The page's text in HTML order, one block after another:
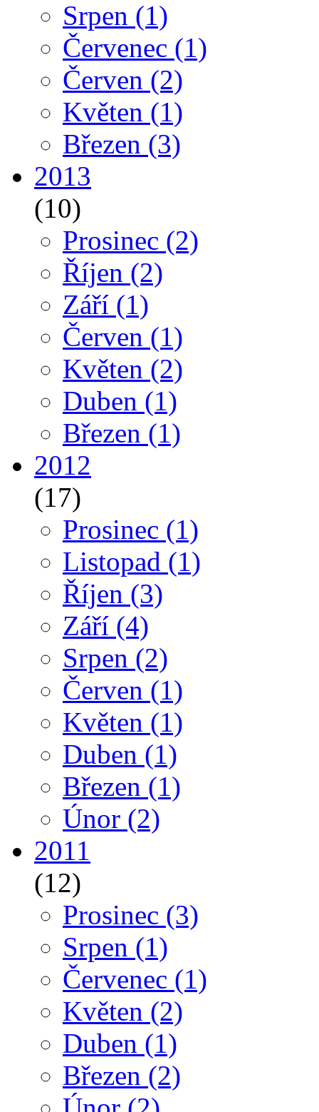
Srpen (1)
Červenec (1)
Červen (2)
Květen (1)
Březen (3)
2013
(10)
Prosinec (2)
Říjen (2)
Září (1)
Červen (1)
Květen (2)
Duben (1)
Březen (1)
2012
(17)
Prosinec (1)
Listopad (1)
Říjen (3)
Září (4)
Srpen (2)
Červen (1)
Květen (1)
Duben (1)
Březen (1)
Únor (2)
2011
(12)
Prosinec (3)
Srpen (1)
Červenec (1)
Květen (2)
Duben (1)
Březen (2)